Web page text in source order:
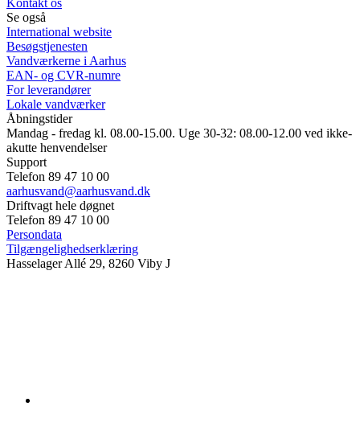
Se også
International website
Besøgstjenesten
Vandværkerne i Aarhus
EAN- og CVR-numre
For leverandører
Lokale vandværker
Åbningstider
Mandag - fredag kl. 08.00-15.00. Uge 30-32: 08.00-12.00 ved ikke-
akutte henvendelser
Support
Telefon 89 47 10 00
aarhusvand@aarhusvand.dk
Driftvagt hele døgnet
Telefon 89 47 10 00
Persondata
Tilgængelighedserklæring
Hasselager Allé 29, 8260 Viby J